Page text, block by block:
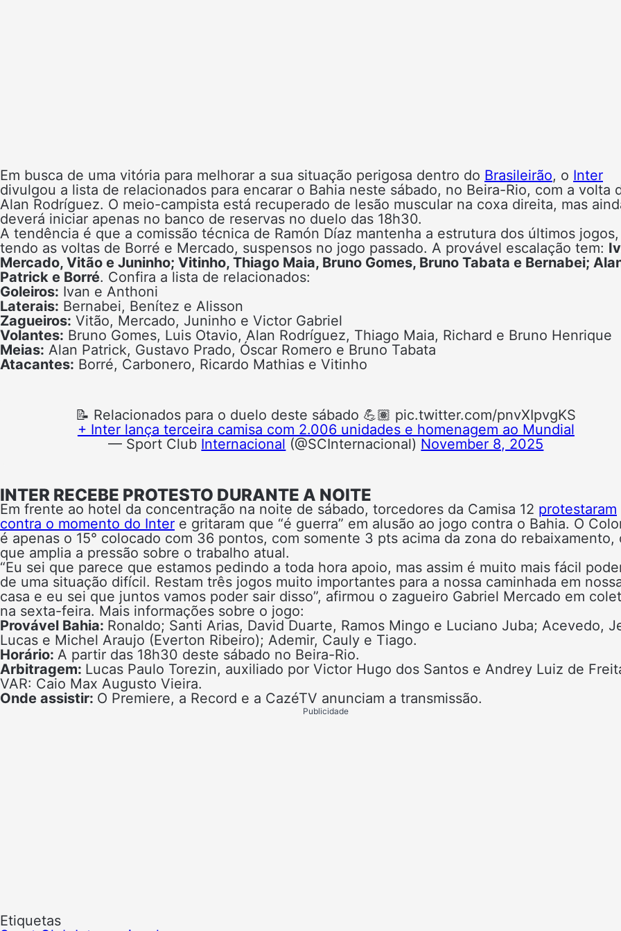
Em busca de uma vitória para melhorar a sua situação perigosa dentro do Brasileirão, o Inter
divulgou a lista de relacionados para encarar o Bahia neste sábado, no Beira-Rio, com a volta
Alan Rodríguez. O meio-campista está recuperado de lesão muscular na coxa direita, mas
deverá iniciar apenas no banco de reservas no duelo das 18h30.
A tendência é que a comissão técnica de Ramón Díaz mantenha a estrutura dos últimos jogos,
tendo as voltas de Borré e Mercado, suspensos no jogo passado. A provável escalação tem:
Mercado, Vitão e Juninho; Vitinho, Thiago Maia, Bruno Gomes, Bruno Tabata e Bernabei;
Patrick e Borré. Confira a lista de relacionados:
Goleiros: Ivan e Anthoni
Laterais: Bernabei, Benítez e Alisson
Zagueiros: Vitão, Mercado, Juninho e Victor Gabriel
Volantes: Bruno Gomes, Luis Otavio, Alan Rodríguez, Thiago Maia, Richard e Bruno Henrique
Meias: Alan Patrick, Gustavo Prado, Óscar Romero e Bruno Tabata
Atacantes: Borré, Carbonero, Ricardo Mathias e Vitinho
📝 Relacionados para o duelo deste sábado 💪🏽 pic.twitter.com/pnvXIpvgKS
+ Inter lança terceira camisa com 2.006 unidades e homenagem ao Mundial
— Sport Club Internacional (@SCInternacional) November 8, 2025
INTER RECEBE PROTESTO DURANTE A NOITE
Em frente ao hotel da concentração na noite de sábado, torcedores da Camisa 12 protestaram
contra o momento do Inter e gritaram que “é guerra” em alusão ao jogo contra o Bahia. O
é apenas o 15° colocado com 36 pontos, com somente 3 pts acima da zona do rebaixamento,
que amplia a pressão sobre o trabalho atual.
“Eu sei que parece que estamos pedindo a toda hora apoio, mas assim é muito mais fácil
de uma situação difícil. Restam três jogos muito importantes para a nossa caminhada em
casa e eu sei que juntos vamos poder sair disso”, afirmou o zagueiro Gabriel Mercado em
na sexta-feira. Mais informações sobre o jogo:
Provável Bahia: Ronaldo; Santi Arias, David Duarte, Ramos Mingo e Luciano Juba; Acevedo,
Lucas e Michel Araujo (Everton Ribeiro); Ademir, Cauly e Tiago.
Horário: A partir das 18h30 deste sábado no Beira-Rio.
Arbitragem: Lucas Paulo Torezin, auxiliado por Victor Hugo dos Santos e Andrey Luiz de
VAR: Caio Max Augusto Vieira.
Onde assistir: O Premiere, a Record e a CazéTV anunciam a transmissão.
Publicidade
Etiquetas